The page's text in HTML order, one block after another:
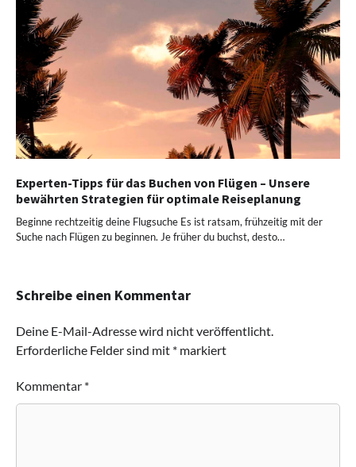
Experten-Tipps für das Buchen von Flügen – Unsere
bewährten Strategien für optimale Reiseplanung
Beginne rechtzeitig deine Flugsuche Es ist ratsam, frühzeitig mit der
Suche nach Flügen zu beginnen. Je früher du buchst, desto…
Schreibe einen Kommentar
Deine E-Mail-Adresse wird nicht veröffentlicht.
Erforderliche Felder sind mit * markiert
Kommentar *